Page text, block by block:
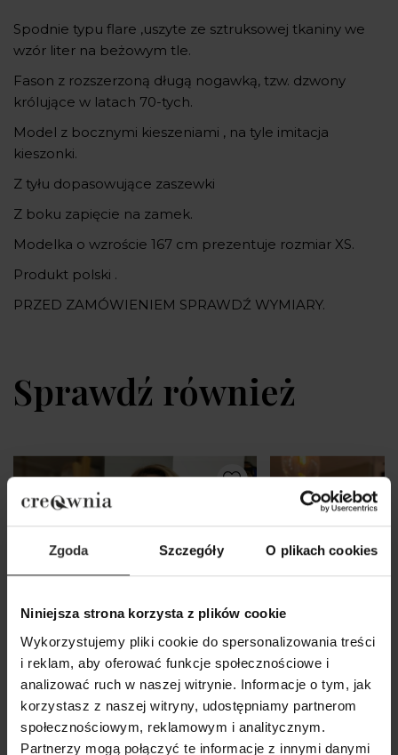
Zgoda Szczegóły O plikach cookies
Niniejsza strona korzysta z plików cookie
Wykorzystujemy pliki cookie do spersonalizowania treści
i reklam, aby oferować funkcje społecznościowe i
analizować ruch w naszej witrynie. Informacje o tym, jak
korzystasz z naszej witryny, udostępniamy partnerom
społecznościowym, reklamowym i analitycznym.
Partnerzy mogą połączyć te informacje z innymi danymi
Spodnie typu flare ,uszyte ze sztruksowej tkaniny we
wzór liter na beżowym tle.
Fason z rozszerzoną długą nogawką, tzw. dzwony
królujące w latach 70-tych.
Model z bocznymi kieszeniami , na tyle imitacja
kieszonki.
Z tyłu dopasowujące zaszewki
Z boku zapięcie na zamek.
Modelka o wzroście 167 cm prezentuje rozmiar XS.
Produkt polski .
PRZED ZAMÓWIENIEM SPRAWDŹ WYMIARY.
Sprawdź również